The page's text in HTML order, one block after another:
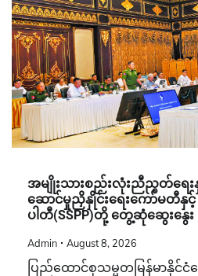
အမျိုးသားစည်းလုံးညီညွတ်ရေးနှင့်
ဆောင်မှုညှိနှိုင်းရေးကော်မတီနှ
ပါတီ(SSPP)တို့ တွေ့ဆုံဆွေးနွေး
Admin August 8, 2026
ပြည်ထောင်စုသမ္မတမြန်မာနိုင်